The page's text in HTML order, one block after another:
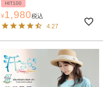
HIT100
¥1,980税込
4.27